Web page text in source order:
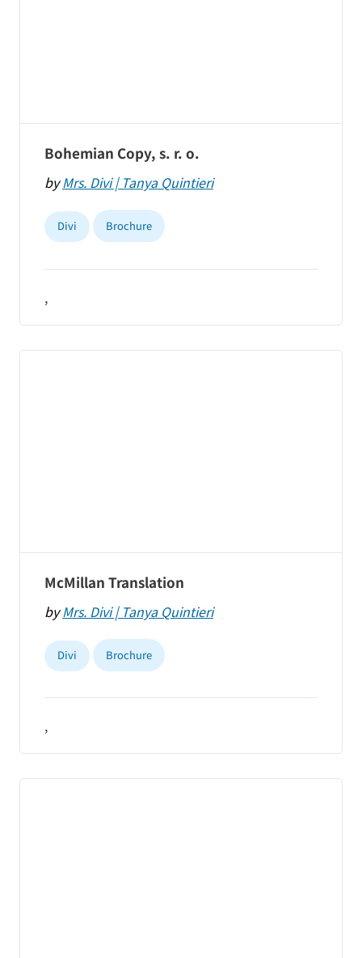
Bohemian Copy, s. r. o.
byMrs. Divi | Tanya Quintieri
Divi Brochure
,
McMillan Translation
byMrs. Divi | Tanya Quintieri
Divi Brochure
,